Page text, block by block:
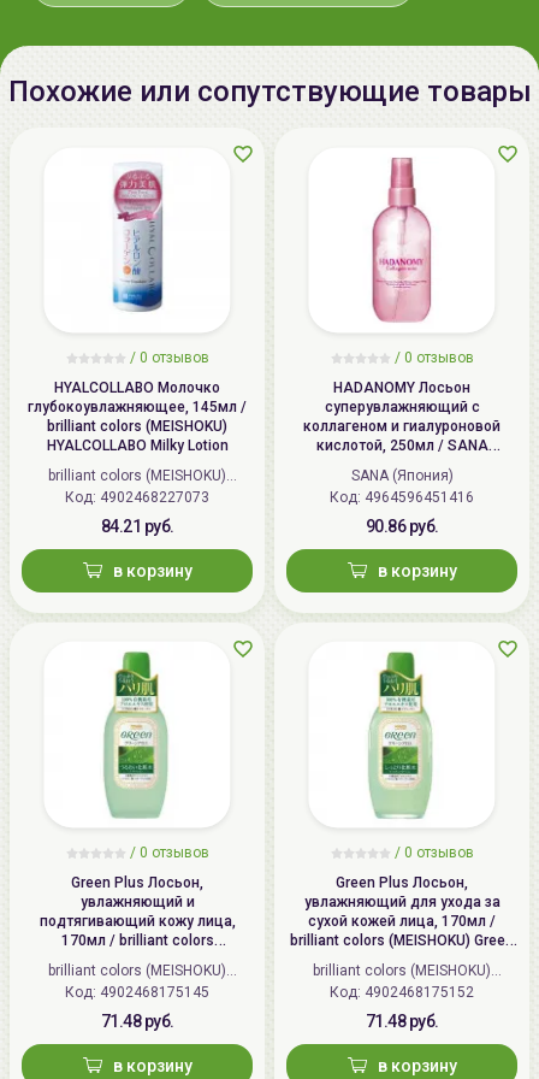
Похожие или сопутствующие товары
/ 0 отзывов
HYALCOLLABO Молочко
глубокоувлажняющее, 145мл /
brilliant colors (MEISHOKU)
HYALCOLLABO Milky Lotion
brilliant colors (MEISHOKU)
(Япония)
Код: 4902468227073
84.21 руб.
в корзину
/ 0 отзывов
HADANOMY Лосьон
суперувлажняющий с
коллагеном и гиалуроновой
кислотой, 250мл / SANA
HADANOMY Collagen mist
SANA (Япония)
Код: 4964596451416
90.86 руб.
в корзину
/ 0 отзывов
Green Plus Лосьон,
увлажняющий и
подтягивающий кожу лица,
170мл / brilliant colors
(MEISHOKU) Green Plus Aloe
Astrinгent
brilliant colors (MEISHOKU)
(Япония)
Код: 4902468175145
71.48 руб.
в корзину
/ 0 отзывов
Green Plus Лосьон,
увлажняющий для ухода за
сухой кожей лица, 170мл /
brilliant colors (MEISHOKU) Green
Plus Aloe Moisture Lotion
brilliant colors (MEISHOKU)
(Япония)
Код: 4902468175152
71.48 руб.
в корзину